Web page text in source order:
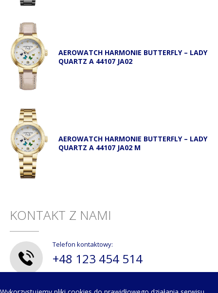
AEROWATCH HARMONIE BUTTERFLY – LADY
QUARTZ A 44107 JA02
AEROWATCH HARMONIE BUTTERFLY – LADY
QUARTZ A 44107 JA02 M
KONTAKT Z NAMI
Telefon kontaktowy:
+48 123 454 514